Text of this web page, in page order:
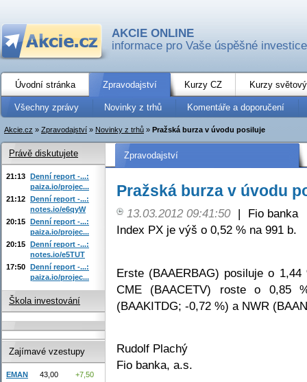
AKCIE ONLINE
informace pro Vaše úspěšné investice
Úvodní stránka Zpravodajství Kurzy CZ Kurzy
Všechny zprávy Novinky z trhů Komentáře a doporučení
Akcie.cz » Zpravodajství » Novinky z trhů » Pražská burza v úvodu posiluje
Zpravodajství
Pražská burza v úvodu
13.03.2012 09:41:50 |
Fio banka
Index PX je výš o 0,52 % na 991 b.
Erste (BAAERBAG) posiluje o
CME (BAACETV) roste o 0,85
(BAAKITDG; -0,72 %) a NWR
Rudolf Plachý
Fio banka, a.s.
Právě diskutujete
21:13 Denní report -...:
paiza.io/projec...
21:12 Denní report -...:
notes.io/e6qyW
20:15 Denní report -...:
paiza.io/projec...
20:15 Denní report -...:
notes.io/e5TUT
17:50 Denní report -...:
paiza.io/projec...
Škola investování
Zajímavé vzestupy
EMAN 43,00
+7,50